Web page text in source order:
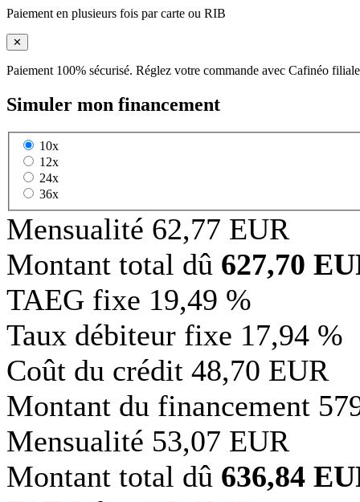
Paiement en plusieurs fois par carte ou RIB
✕
Paiement 100% sécurisé. Réglez votre commande avec Cafinéo
Simuler mon financement
10x
12x
24x
36x
Mensualité 62,77 EUR
Montant total dû 627,70
TAEG fixe 19,49 %
Taux débiteur fixe 17,94 %
Coût du crédit 48,70 EUR
Montant du financement
Mensualité 53,07 EUR
Montant total dû 636,84